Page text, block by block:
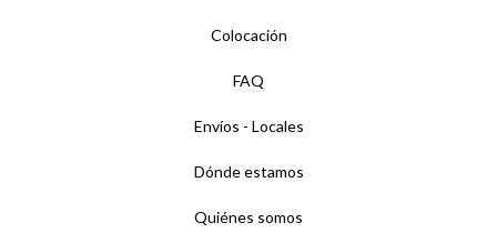
Colocación
FAQ
Envíos - Locales
Dónde estamos
Quiénes somos